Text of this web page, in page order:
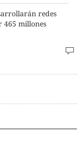
redes
465 millones